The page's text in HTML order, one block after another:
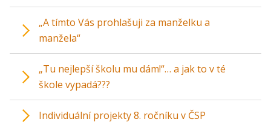
„A tímto Vás prohlašuji za manželku a
manžela“
„Tu nejlepší školu mu dám!“… a jak to v té
škole vypadá???
Individuální projekty 8. ročníku v ČSP